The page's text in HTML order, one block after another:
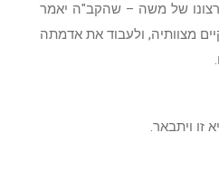
של משה – שהקב"ה יאמר
מצוותיה, ולעבוד את אדמתה
זו ויתבאר.